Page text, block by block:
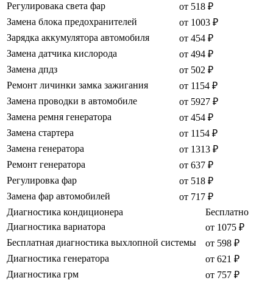
Регулировака света фар
от 518 ₽
Замена блока предохранителей
от 1003 ₽
Зарядка аккумулятора автомобиля
от 454 ₽
Замена датчика кислорода
от 494 ₽
Замена дпдз
от 502 ₽
Ремонт личинки замка зажигания
от 1154 ₽
Замена проводки в автомобиле
от 5927 ₽
Замена ремня генератора
от 454 ₽
Замена стартера
от 1154 ₽
Замена генератора
от 1313 ₽
Ремонт генератора
от 637 ₽
Регулировка фар
от 518 ₽
Замена фар автомобилей
от 717 ₽
Диагностика кондиционера
Бесплатно
Диагностика вариатора
от 1075 ₽
Бесплатная диагностика выхлопной системы
от 598 ₽
Диагностика генератора
от 621 ₽
Диагностика грм
от 757 ₽